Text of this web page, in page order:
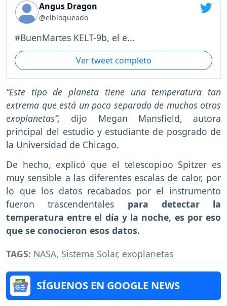
Angus Dragon
@elbloqueado
#BuenMartes KELT-9b, el e...
Ver tweet completo
“Este tipo de planeta tiene una temperatura tan
extrema que está un poco separado de muchos otros
exoplanetas”, dijo Megan Mansfield, autora
principal del estudio y estudiante de posgrado de
la Universidad de Chicago.
De hecho, explicó que el telescopioo Spitzer es
muy sensible a las diferentes escalas de calor, por
lo que los datos recabados por el instrumento
fueron trascendentales para detectar la
temperatura entre el día y la noche, es por eso
que se conocieron esos datos.
TAGS: NASA, Sistema Solar, exoplanetas
SÍGUENOS EN GOOGLE NEWS